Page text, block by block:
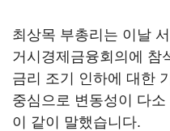
최상목 부총리는 이날
거시경제금융회의에 참
금리 조기 인하에 대한
중심으로 변동성이 다
이 같이 말했습니다.